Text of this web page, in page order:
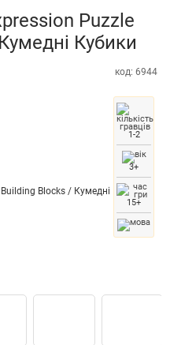
Puzzle
Кубики
код: 6944
1-2
3+
15+